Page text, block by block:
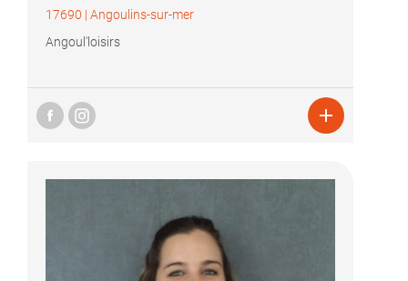
17690 | Angoulins-sur-mer
Angoul'loisirs
